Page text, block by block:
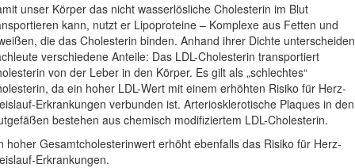
unser Körper das nicht wasserlösliche Cholesterin im Blut
kann, nutzt er Lipoproteine – Komplexe aus Fetten und
die das Cholesterin binden. Anhand ihrer Dichte unterscheiden
verschiedene Anteile: Das LDL-Cholesterin transportiert
von der Leber in den Körper. Es gilt als „schlechtes“
da ein hoher LDL-Wert mit einem erhöhten Risiko für Herz-
Erkrankungen verbunden ist. Arteriosklerotische Plaques in den
bestehen aus chemisch modifiziertem LDL-Cholesterin.
hoher Gesamtcholesterinwert erhöht ebenfalls das Risiko für Herz-
Erkrankungen.